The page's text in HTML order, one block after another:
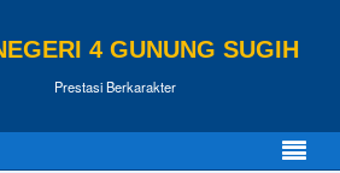
4 GUNUNG SUGIH
Prestasi Berkarakter